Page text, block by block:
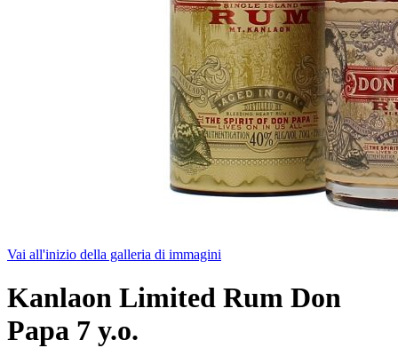
Vai all'inizio della galleria di immagini
Kanlaon Limited Rum Don
Papa 7 y.o.